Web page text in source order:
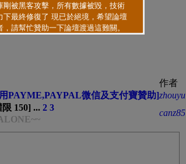
作者
PAYME,PAYPAL微信及支付寶贊助]zhouyu
限 150] ... 2 3
canz85